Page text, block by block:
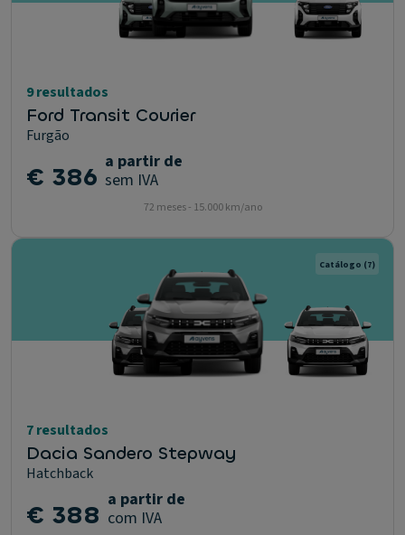
9 resultados
Ford Transit Courier
Furgão
€ 386 a partir de
sem IVA
72 meses - 15.000 km/ano
Catálogo (7)
7 resultados
Dacia Sandero Stepway
Hatchback
€ 388 a partir de
com IVA